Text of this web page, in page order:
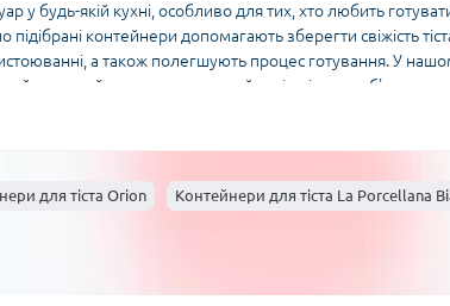
у будь-якій кухні, особливо для тих, хто любить
контейнери допомагають зберегти свіжість
а також полегшують процес готування. У
широкий асортимент контейнерів різного об'єму,
кухарів, так і домашніх кулінарів. Головні критерії
1 літра для малих порцій до великих ємностей на 5 літрів і
кришки: важливо, щоб вона була герметичною, що
для тіста Orion Контейнери для тіста La Porcellana